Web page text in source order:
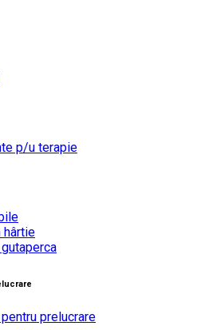
p/u terapie
hârtie
prelucrare